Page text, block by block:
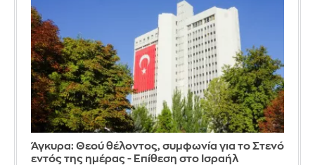
Άγκυρα: Θεού θέλοντος, συμφωνία για το Στενό
εντός της ημέρας - Επίθεση στο Ισραήλ